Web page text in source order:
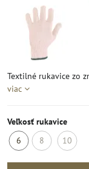
Textilné rukavice zo
viac
Veľkosť rukavice
6
8
10